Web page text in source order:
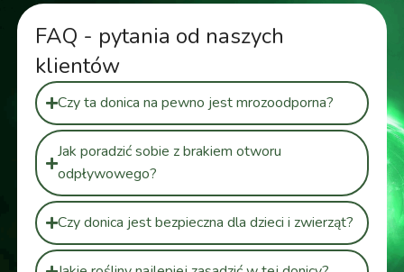
FAQ - pytania od naszych
klientów
Czy ta donica na pewno jest mrozoodporna?
Jak poradzić sobie z brakiem otworu
odpływowego?
Czy donica jest bezpieczna dla dzieci i zwierząt?